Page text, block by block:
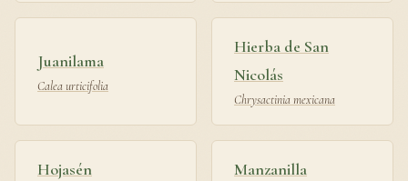
Juanilama
Calea urticifolia
Hierba de San
Nicolás
Chrysactinia mexicana
Hojasén Manzanilla